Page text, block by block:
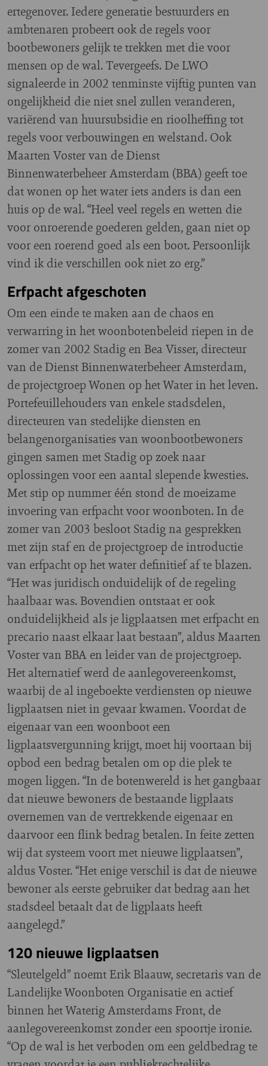
ertegenover. Iedere generatie bestuurders en
ambtenaren probeert ook de regels voor
bootbewoners gelijk te trekken met die voor
mensen op de wal. Tevergeefs. De LWO
signaleerde in 2002 tenminste vijftig punten van
ongelijkheid die niet snel zullen veranderen,
variërend van huursubsidie en rioolheffing tot
regels voor verbouwingen en welstand. Ook
Maarten Voster van de Dienst
Binnenwaterbeheer Amsterdam (BBA) geeft toe
dat wonen op het water iets anders is dan een
huis op de wal. “Heel veel regels en wetten die
voor onroerende goederen gelden, gaan niet op
voor een roerend goed als een boot. Persoonlijk
vind ik die verschillen ook niet zo erg.”
Erfpacht afgeschoten
Om een einde te maken aan de chaos en
verwarring in het woonbotenbeleid riepen in de
zomer van 2002 Stadig en Bea Visser, directeur
van de Dienst Binnenwaterbeheer Amsterdam,
de projectgroep Wonen op het Water in het leven.
Portefeuillehouders van enkele stadsdelen,
directeuren van stedelijke diensten en
belangenorganisaties van woonbootbewoners
gingen samen met Stadig op zoek naar
oplossingen voor een aantal slepende kwesties.
Met stip op nummer één stond de moeizame
invoering van erfpacht voor woonboten. In de
zomer van 2003 besloot Stadig na gesprekken
met zijn staf en de projectgroep de introductie
van erfpacht op het water definitief af te blazen.
“Het was juridisch onduidelijk of de regeling
haalbaar was. Bovendien ontstaat er ook
onduidelijkheid als je ligplaatsen met erfpacht en
precario naast elkaar laat bestaan”, aldus Maarten
Voster van BBA en leider van de projectgroep.
Het alternatief werd de aanlegovereenkomst,
waarbij de al ingeboekte verdiensten op nieuwe
ligplaatsen niet in gevaar kwamen. Voordat de
eigenaar van een woonboot een
ligplaatsvergunning krijgt, moet hij voortaan bij
opbod een bedrag betalen om op die plek te
mogen liggen. “In de botenwereld is het gangbaar
dat nieuwe bewoners de bestaande ligplaats
overnemen van de vertrekkende eigenaar en
daarvoor een flink bedrag betalen. In feite zetten
wij dat systeem voort met nieuwe ligplaatsen”,
aldus Voster. “Het enige verschil is dat de nieuwe
bewoner als eerste gebruiker dat bedrag aan het
stadsdeel betaalt dat de ligplaats heeft
aangelegd.”
120 nieuwe ligplaatsen
“Sleutelgeld” noemt Erik Blaauw, secretaris van de
Landelijke Woonboten Organisatie en actief
binnen het Waterig Amsterdams Front, de
aanlegovereenkomst zonder een spoortje ironie.
“Op de wal is het verboden om een geldbedrag te